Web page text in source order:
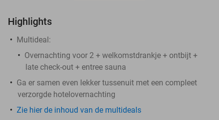
Highlights
Multideal:
Overnachting voor 2 + welkomstdrankje + ontbijt +
late check-out + entree sauna
Ga er samen even lekker tussenuit met een compleet
verzorgde hotelovernachting
Zie hier de inhoud van de multideals